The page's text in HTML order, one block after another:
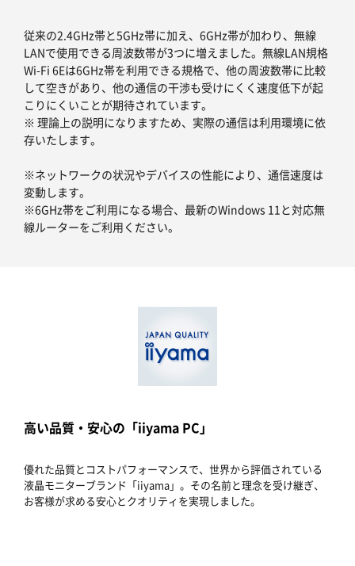
従来の2.4GHz帯と5GHz帯に加え、6GHz帯が加わり、無線
LANで使用できる周波数帯が3つに増えました。無線LAN規格
Wi-Fi 6Eは6GHz帯を利用できる規格で、他の周波数帯に比較
して空きがあり、他の通信の干渉も受けにくく速度低下が起
こりにくいことが期待されています。
※ 理論上の説明になりますため、実際の通信は利用環境に依
存いたします。
※ネットワークの状況やデバイスの性能により、通信速度は
変動します。
※6GHz帯をご利用になる場合、最新のWindows 11と対応無
線ルーターをご利用ください。
高い品質・安心の「iiyama PC」
優れた品質とコストパフォーマンスで、世界から評価されている
液晶モニターブランド「iiyama」。その名前と理念を受け継ぎ、
お客様が求める安心とクオリティを実現しました。